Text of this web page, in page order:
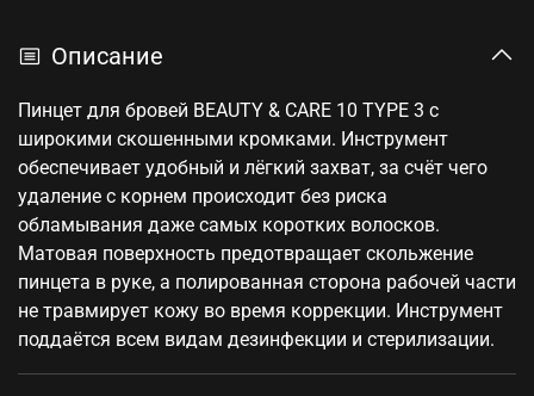
Описание
Пинцет для бровей BEAUTY & CARE 10 TYPE 3 с
широкими скошенными кромками. Инструмент
обеспечивает удобный и лёгкий захват, за счёт чего
удаление с корнем происходит без риска
обламывания даже самых коротких волосков.
Матовая поверхность предотвращает скольжение
пинцета в руке, а полированная сторона рабочей части
не травмирует кожу во время коррекции. Инструмент
поддаётся всем видам дезинфекции и стерилизации.